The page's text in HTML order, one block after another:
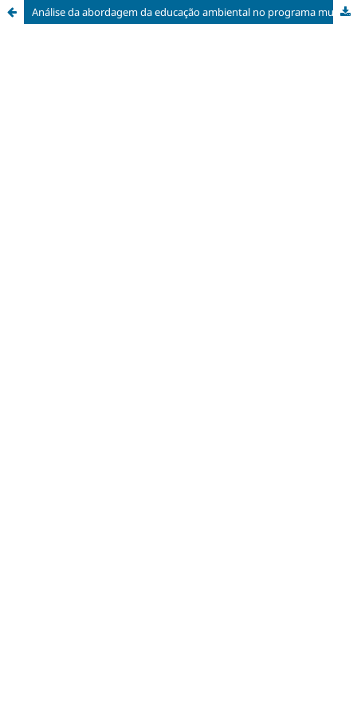
Análise da abordagem da educação ambiental no programa município verde azul